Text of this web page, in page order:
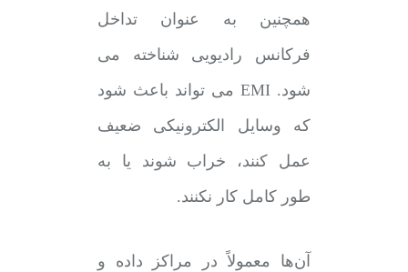
همچنین به عنوان تداخل
فرکانس رادیویی شناخته می
شود. EMI می تواند باعث شود
که وسایل الکترونیکی ضعیف
عمل کنند، خراب شوند یا به
طور کامل کار نکنند.
آن‌ها معمولاً در مراکز داده و